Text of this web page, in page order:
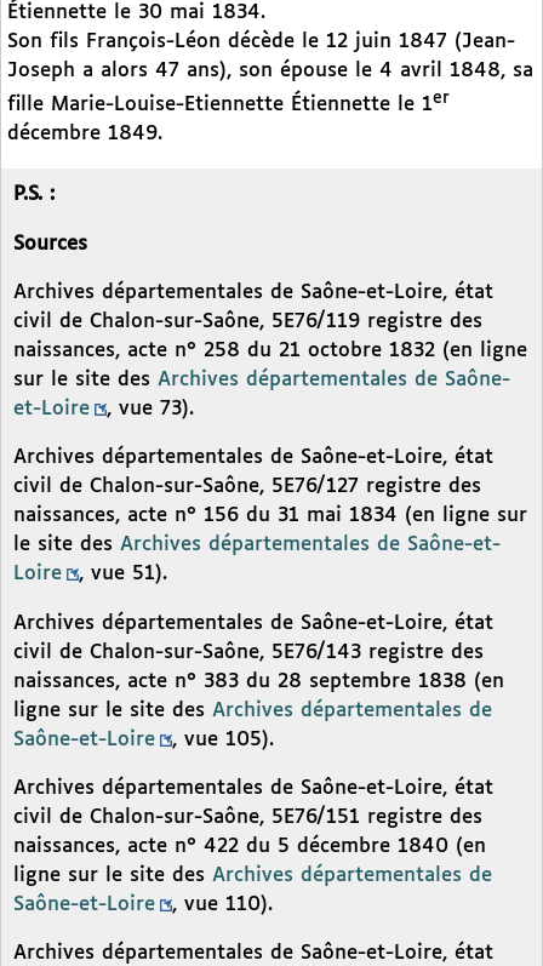
Étiennette le 30 mai 1834.
Son fils François-Léon décède le 12 juin 1847 (Jean-
Joseph a alors 47 ans), son épouse le 4 avril 1848, sa
fille Marie-Louise-Etiennette Étiennette le 1er
décembre 1849.
P.S. :
Sources
Archives départementales de Saône-et-Loire, état
civil de Chalon-sur-Saône, 5E76/119 registre des
naissances, acte n° 258 du 21 octobre 1832 (en ligne
sur le site des Archives départementales de Saône-
et-Loire
, vue 73).
Archives départementales de Saône-et-Loire, état
civil de Chalon-sur-Saône, 5E76/127 registre des
naissances, acte n° 156 du 31 mai 1834 (en ligne sur
le site des Archives départementales de Saône-et-
Loire
, vue 51).
Archives départementales de Saône-et-Loire, état
civil de Chalon-sur-Saône, 5E76/143 registre des
naissances, acte n° 383 du 28 septembre 1838 (en
ligne sur le site des Archives départementales de
Saône-et-Loire
, vue 105).
Archives départementales de Saône-et-Loire, état
civil de Chalon-sur-Saône, 5E76/151 registre des
naissances, acte n° 422 du 5 décembre 1840 (en
ligne sur le site des Archives départementales de
Saône-et-Loire
, vue 110).
Archives départementales de Saône-et-Loire, état